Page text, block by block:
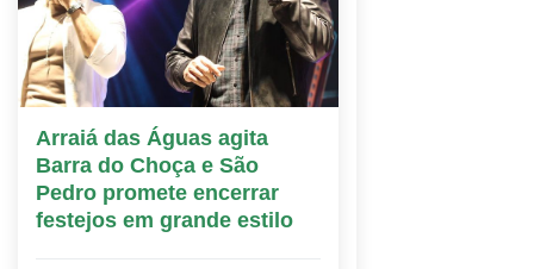
Arraiá das Águas agita
Barra do Choça e São
Pedro promete encerrar
festejos em grande estilo